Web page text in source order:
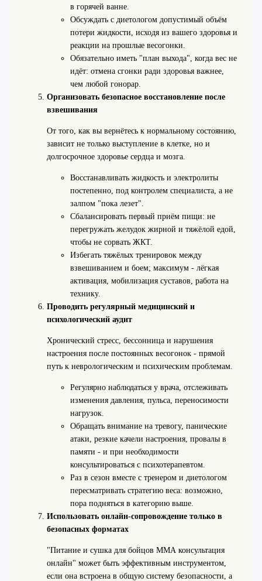
в горячей ванне.
Обсуждать с диетологом допустимый объём
потери жидкости, исходя из вашего здоровья и
реакции на прошлые весогонки.
Обязательно иметь "план выхода", когда вес не
идёт: отмена сгонки ради здоровья важнее,
чем любой гонорар.
Организовать безопасное восстановление после
взвешивания
От того, как вы вернётесь к нормальному состоянию,
зависит не только выступление в клетке, но и
долгосрочное здоровье сердца и мозга.
Восстанавливать жидкость и электролиты
постепенно, под контролем специалиста, а не
залпом "пока лезет".
Сбалансировать первый приём пищи: не
перегружать желудок жирной и тяжёлой едой,
чтобы не сорвать ЖКТ.
Избегать тяжёлых тренировок между
взвешиванием и боем; максимум - лёгкая
активация, мобилизация суставов, работа на
технику.
Проводить регулярный медицинский и
психологический аудит
Хронический стресс, бессонница и нарушения
настроения после постоянных весогонок - прямой
путь к неврологическим и психическим проблемам.
Регулярно наблюдаться у врача, отслеживать
изменения давления, пульса, переносимости
нагрузок.
Обращать внимание на тревогу, панические
атаки, резкие качели настроения, провалы в
памяти - и при необходимости
консультироваться с психотерапевтом.
Раз в сезон вместе с тренером и диетологом
пересматривать стратегию веса: возможно,
пора подняться в категорию выше.
Использовать онлайн-сопровождение только в
безопасных форматах
"Питание и сушка для бойцов ММА консультация
онлайн" может быть эффективным инструментом,
если она встроена в общую систему безопасности, а